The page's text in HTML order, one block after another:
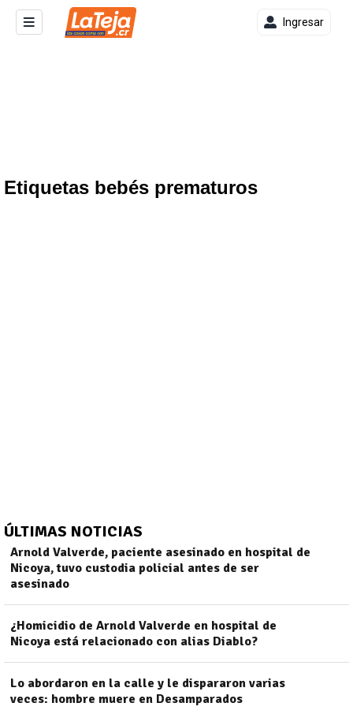
Ingresar
Etiquetas bebés prematuros
ÚLTIMAS NOTICIAS
Arnold Valverde, paciente asesinado en hospital de
Nicoya, tuvo custodia policial antes de ser
asesinado
¿Homicidio de Arnold Valverde en hospital de
Nicoya está relacionado con alias Diablo?
Lo abordaron en la calle y le dispararon varias
veces: hombre muere en Desamparados